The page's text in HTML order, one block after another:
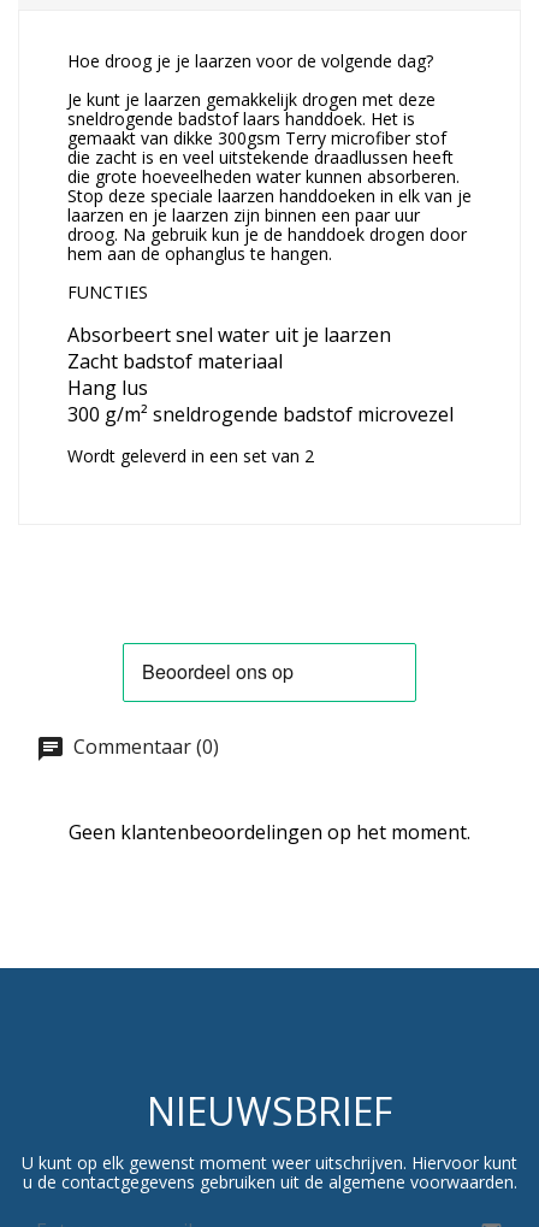
Hoe droog je je laarzen voor de volgende dag?
Je kunt je laarzen gemakkelijk drogen met deze
sneldrogende badstof laars handdoek. Het is
gemaakt van dikke 300gsm Terry microfiber stof
die zacht is en veel uitstekende draadlussen heeft
die grote hoeveelheden water kunnen absorberen.
Stop deze speciale laarzen handdoeken in elk van je
laarzen en je laarzen zijn binnen een paar uur
droog. Na gebruik kun je de handdoek drogen door
hem aan de ophanglus te hangen.
FUNCTIES
Absorbeert snel water uit je laarzen
Zacht badstof materiaal
Hang lus
300 g/m² sneldrogende badstof microvezel
Wordt geleverd in een set van 2
Commentaar (0)
Geen klantenbeoordelingen op het moment.
NIEUWSBRIEF
U kunt op elk gewenst moment weer uitschrijven. Hiervoor kunt
u de contactgegevens gebruiken uit de algemene voorwaarden.